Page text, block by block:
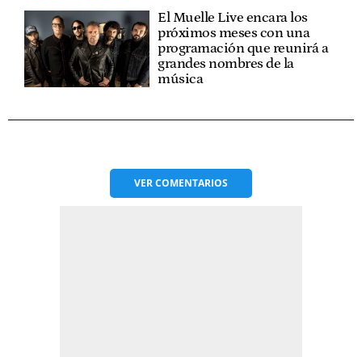
El Muelle Live encara los
próximos meses con una
programación que reunirá a
grandes nombres de la
música
VERCOMENTARIOS